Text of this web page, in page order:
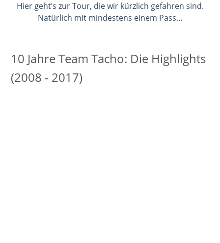
Hier geht’s zur Tour, die wir kürzlich gefahren sind.
Natürlich mit mindestens einem Pass…
10 Jahre Team Tacho: Die Highlights
(2008 - 2017)